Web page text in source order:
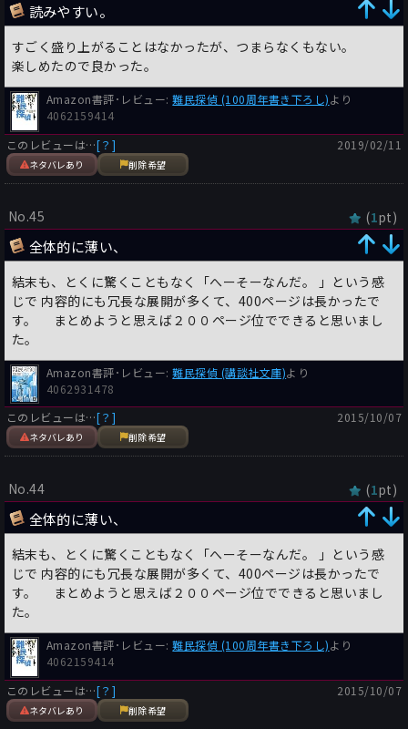
読みやすい。
すごく盛り上がることはなかったが、つまらなくもない。
楽しめたので良かった。
Amazon書評･レビュー:難民探偵 (100周年書き下ろし)より
4062159414
このレビューは…[？]
ネタバレあり 削除希望
2019/02/11
No.45 (1pt)
全体的に薄い、
結末も、とくに驚くこともなく「へーそーなんだ。 」という感
じで 内容的にも冗長な展開が多くて、400ページは長かったで
す。 まとめようと思えば２００ページ位でできると思いまし
た。
Amazon書評･レビュー:難民探偵 (講談社文庫)より
4062931478
このレビューは…[？]
ネタバレあり 削除希望
2015/10/07
No.44 (1pt)
全体的に薄い、
結末も、とくに驚くこともなく「へーそーなんだ。 」という感
じで 内容的にも冗長な展開が多くて、400ページは長かったで
す。 まとめようと思えば２００ページ位でできると思いまし
た。
Amazon書評･レビュー:難民探偵 (100周年書き下ろし)より
4062159414
このレビューは…[？]
ネタバレあり 削除希望
2015/10/07